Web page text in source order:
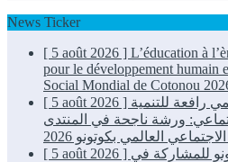
News Ticker
[ 5 août 2026 ] L’éducation à
pour le développement humain
Social Mondial de Cotonou
[ 5 août 2026 ] رافعة للتنمية
ورشة ناجحة في المنتدى
[ 5 août 2026 ] للمشاركة في